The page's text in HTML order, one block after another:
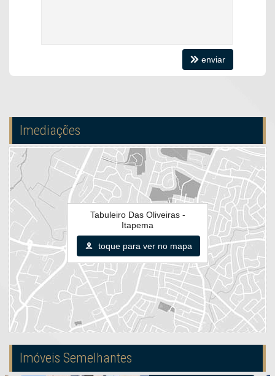
enviar
Imediações
Tabuleiro Das Oliveiras -
Itapema
toque para ver no mapa
Imóveis Semelhantes